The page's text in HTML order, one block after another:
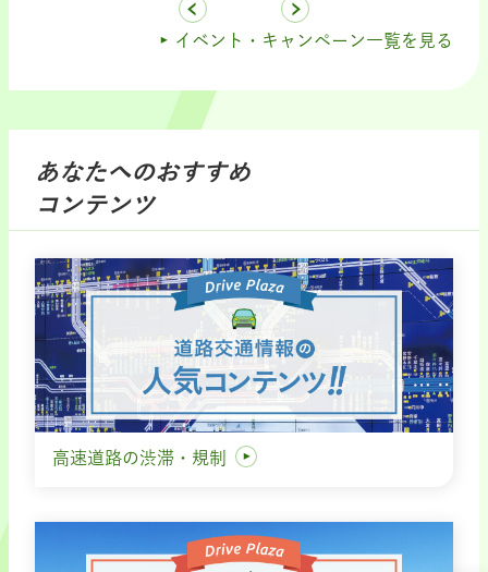
イベント・キャンペーン一覧を見る
あなたへのおすすめ
コンテンツ
高速道路の渋滞・規制